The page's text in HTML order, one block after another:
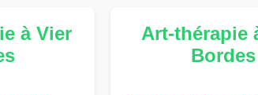
à Vier
Art-thérapie
Bordes